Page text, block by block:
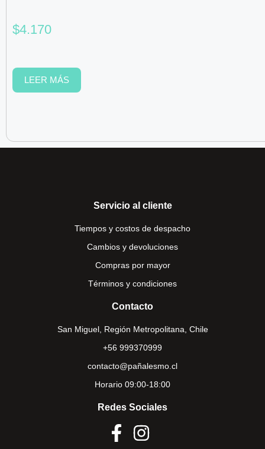
$4.170
LEER MÁS
Servicio al cliente
Tiempos y costos de despacho
Cambios y devoluciones
Compras por mayor
Términos y condiciones
Contacto
San Miguel, Región Metropolitana, Chile
+56 999370999
contacto@pañalesmo.cl
Horario 09:00-18:00
Redes Sociales